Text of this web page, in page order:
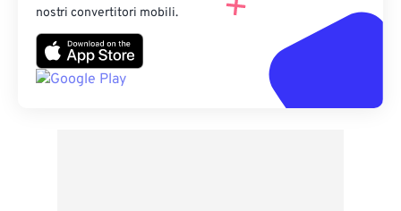
nostri convertitori mobili.